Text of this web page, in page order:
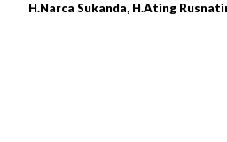
H.Narca Sukanda, H.Ating